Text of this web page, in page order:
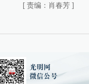
[ 责编：肖春芳 ]